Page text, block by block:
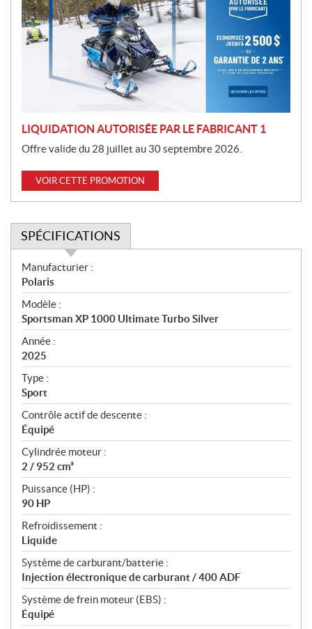
m
o
t
LIQUIDATION AUTORISÉE PAR LE FABRICANT 1
Offre valide du 28 juillet au 30 septembre 2026.
VOIR CETTE PROMOTION
SPÉCIFICATIONS
S
p
é
c
i
f
i
c
a
t
i
o
n
s
Manufacturier :
Polaris
Modèle :
Sportsman XP 1000 Ultimate Turbo Silver
Année :
2025
Type :
Sport
Contrôle actif de descente :
Équipé
Cylindrée moteur :
2 / 952 cm³
Puissance (HP) :
90 HP
Refroidissement :
Liquide
Système de carburant/batterie :
Injection électronique de carburant / 400 ADF
Système de frein moteur (EBS) :
Équipé